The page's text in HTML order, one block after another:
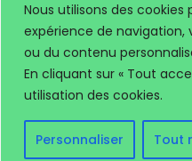
Nous utilisons des
expérience de navigation,
ou du contenu
En cliquant sur « Tout
utilisation des cookies.
Personnaliser Tout
octobre 2024
Copyright (c) 2026 - Tous